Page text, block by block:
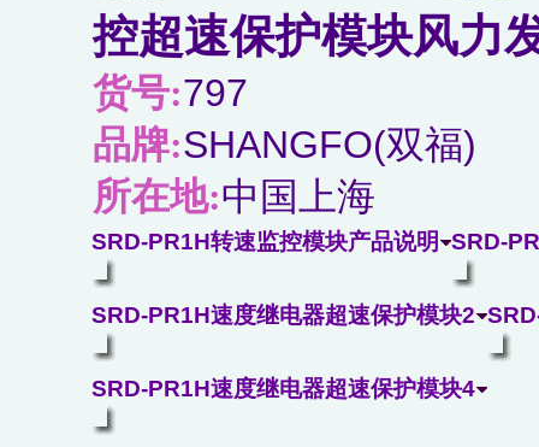
控超速保护模块风力
货号:797
品牌:SHANGFO(双福)
所在地:中国上海
SRD-PR1H转速监控模块产品说明 SRD-
SRD-PR1H速度继电器超速保护模块2
SRD-PR1H速度继电器超速保护模块4